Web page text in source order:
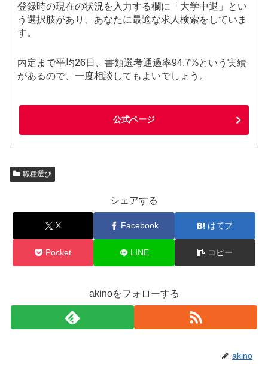
登録時の現在の状況を入力する欄に「大学中退」とい
う選択肢があり、あなたに最適な求人検索をしていま
す。
内定まで平均26日、書類選考通過率94.7%という実績
があるので、一度相談してもよいでしょう。
公式ページ
職種選び
シェアする
X Facebook はてブ
Pocket LINE コピー
akinoをフォローする
akino